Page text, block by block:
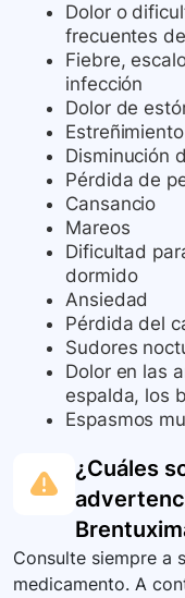
Dolor o
frecuentes
Fiebre,
infección
Dolor de
Estreñimiento
Disminución
Pérdida de
Cansancio
Mareos
Dificultad
dormido
Ansiedad
Pérdida del
Sudores
Dolor en las
espalda, los
Espasmos
¿Cuáles
Consulte siempre a
medicamento. A